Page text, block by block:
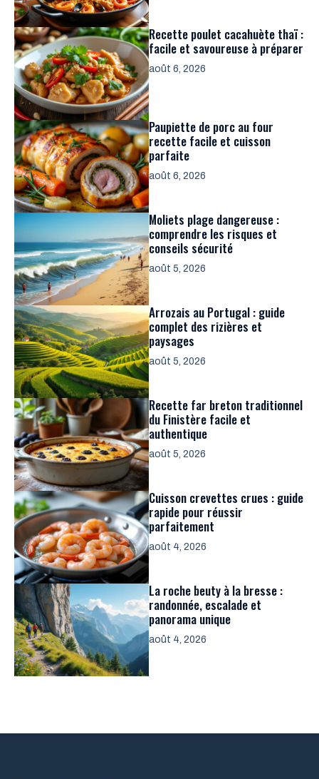
Recette poulet cacahuète thaï :
facile et savoureuse à préparer
août 6, 2026
Paupiette de porc au four
recette facile et cuisson
parfaite
août 6, 2026
Moliets plage dangereuse :
comprendre les risques et
conseils sécurité
août 5, 2026
Arrozais au Portugal : guide
complet des rizières et
paysages
août 5, 2026
Recette far breton traditionnel
du Finistère facile et
authentique
août 5, 2026
Cuisson crevettes crues : guide
rapide pour réussir
parfaitement
août 4, 2026
La roche beuty à la bresse :
randonnée, escalade et
panorama unique
août 4, 2026